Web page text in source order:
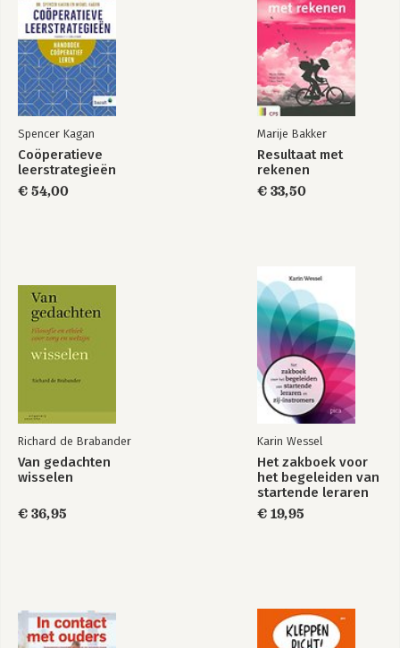
Spencer Kagan
Coöperatieve
leerstrategieën
€ 54,00
Marije Bakker
Resultaat met
rekenen
€ 33,50
Richard de Brabander
Van gedachten
wisselen
€ 36,95
Karin Wessel
Het zakboek voor
het begeleiden van
startende leraren
en zij-instromers
€ 19,95